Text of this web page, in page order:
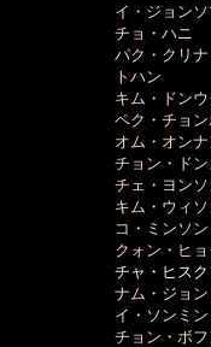
イ・ジョン
チョ・ハニ
パク・クリナ
トハン →　
キム・ドンウ
ペク・チョン
オム・オンナ
チョン・ドン
チェ・ヨンソ
キム・ウィソ
コ・ミンソン
クォン・ヒ
　　　チャ・ヒス
ナム・ジョン
イ・ソンミン
チョン・ボフ